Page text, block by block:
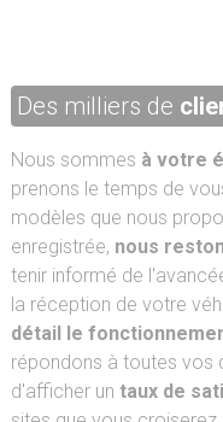
Des milliers de
Nous sommes à votre
prenons le temps de
modèles que nous
enregistrée, nous
tenir informé de
la réception de votre
détail le
répondons à toutes vos
d'afficher un taux de